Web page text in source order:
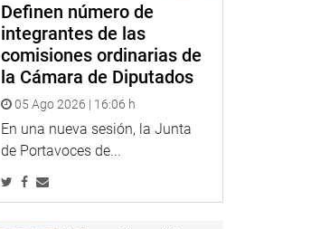
Definen número de
integrantes de las
comisiones ordinarias de
la Cámara de Diputados
05 Ago 2026 | 16:06 h
En una nueva sesión, la Junta
de Portavoces de...